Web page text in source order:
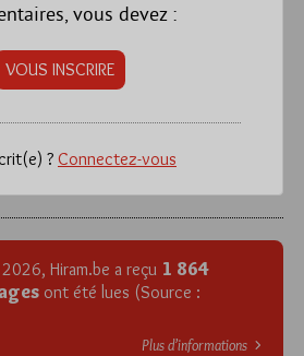
vous devez :
VOUS INSCRIRE
? Connectez-vous
Hiram.be a reçu 1 864
ont été lues (Source :
Plus d’informations